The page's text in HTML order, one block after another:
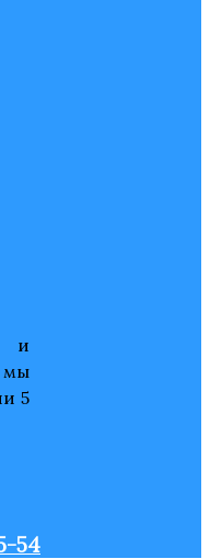
и
5
54